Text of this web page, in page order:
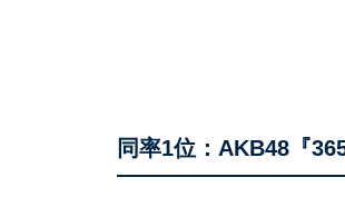
同率1位：AKB48『